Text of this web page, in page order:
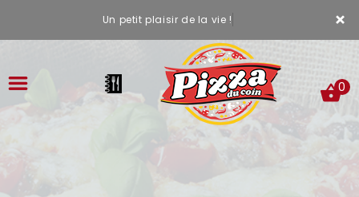
×
Un petit plaisir de la vie !
ACCUEIL
0